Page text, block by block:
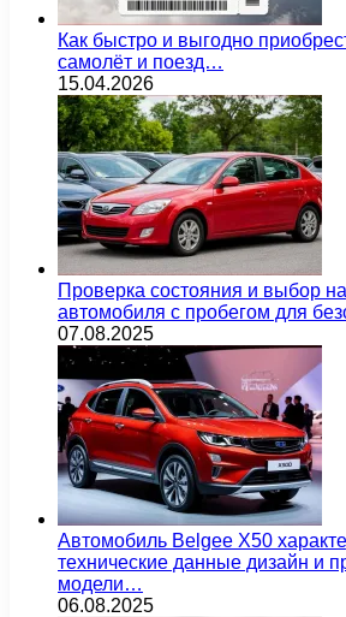
Как быстро и выгодно
самолёт и поезд…
15.04.2026
Проверка состояния и выбор
автомобиля с пробегом для
07.08.2025
Автомобиль Belgee X50
технические данные дизайн и
модели…
06.08.2025